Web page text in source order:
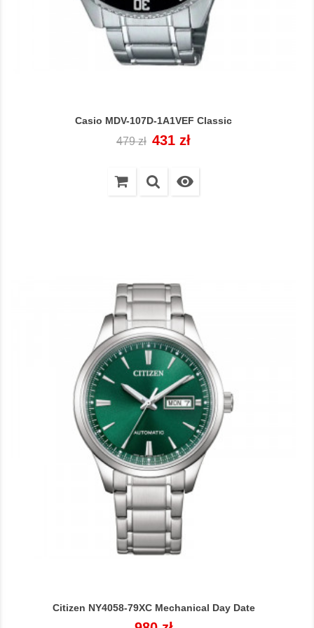
Casio MDV-107D-1A1VEF Classic
Cena
479 zł Cena
431 zł

Citizen NY4058-79XC Mechanical Day Date